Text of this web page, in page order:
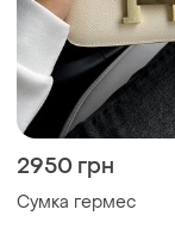
2950 грн
Сумка гермес